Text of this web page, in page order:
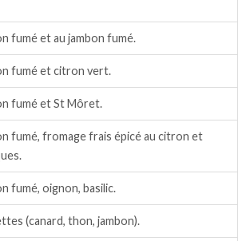
fumé et au jambon fumé.
fumé et citron vert.
fumé et St Môret.
fumé, fromage frais épicé au citron et
fumé, oignon, basilic.
(canard, thon, jambon).